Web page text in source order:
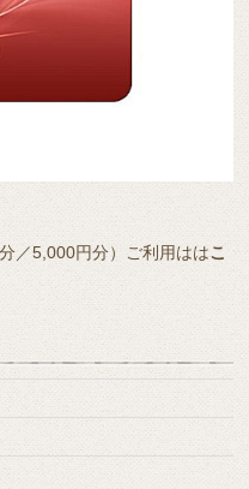
／5,000円分）ご利用ははこ